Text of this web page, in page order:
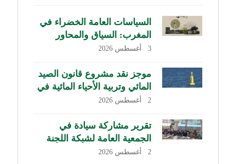
السياسات العامة الخضراء في
المغرب: السياق والمحاور
الرئيسية
3 أغسطس 2026
موجز نقد مشروع قانون الصيد
المائي وتربية الأحياء المائية في
لبنان
2 أغسطس 2026
تقرير مشاركة سيادة في
الجمعية العامة لشبكة اللجنة
من أجل إلغاء الديون غير
2 أغسطس 2026